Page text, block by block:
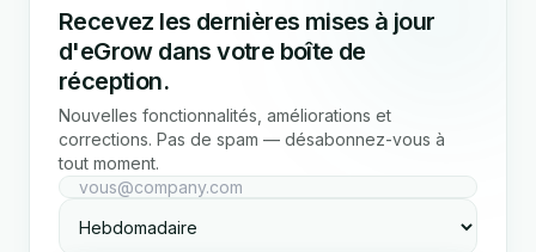
Recevez les dernières mises à jour
d'eGrow dans votre boîte de
réception.
Nouvelles fonctionnalités, améliorations et
corrections. Pas de spam — désabonnez-vous à
tout moment.